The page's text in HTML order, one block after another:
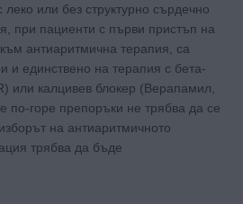
или без структурно сърдечно
при пациенти с първи пристъп на
антиаритмична терапия, са
и единствено на терапия с бета-
или калцивев блокер (Верапамил,
по-горе препоръки не трябва да се
на антиаритмичното
трябва да бъде